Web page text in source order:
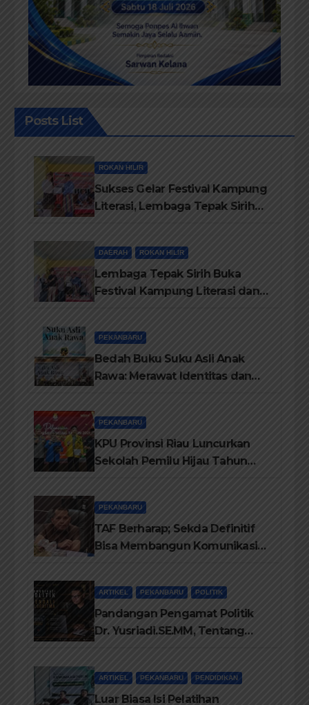
Posts List
ROKAN HILIR
Sukses Gelar Festival Kampung
Literasi, Lembaga Tepak Sirih
DAERAH ROKAN HILIR
Lembaga Tepak Sirih Buka
Festival Kampung Literasi dan
PEKANBARU
Bedah Buku Suku Asli Anak
Rawa: Merawat Identitas dan
PEKANBARU
KPU Provinsi Riau Luncurkan
Sekolah Pemilu Hijau Tahun
Lingkungan
PEKANBARU
TAF Berharap; Sekda Definitif
Bisa Membangun Komunikasi
ARTIKEL PEKANBARU POLITIK
Pandangan Pengamat Politik
Dr. Yusriadi.SE.MM, Tentang
ARTIKEL PEKANBARU PENDIDIKAN
Luar Biasa Isi Pelatihan